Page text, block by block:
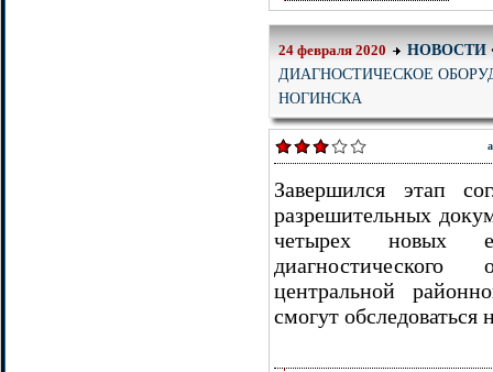
24 февраля 2020 НОВОСТИ
ДИАГНОСТИЧЕСКОЕ
НОГИНСКА
Завершился этап
разрешительных
четырех новых
центральной
смогут